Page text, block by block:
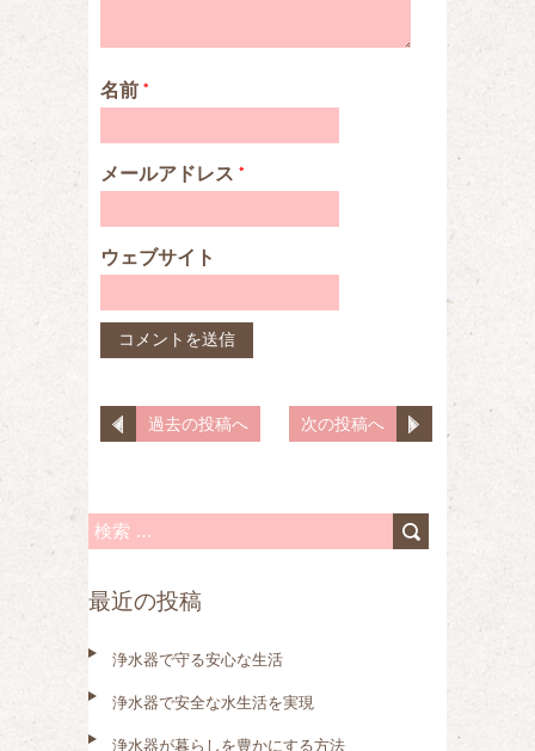
名前 *
メールアドレス *
ウェブサイト
過去の投稿へ 次の投稿へ
検
:最近の投稿
浄水器で守る安心な生活
浄水器で安全な水生活を実現
浄水器が暮らしを豊かにする方法